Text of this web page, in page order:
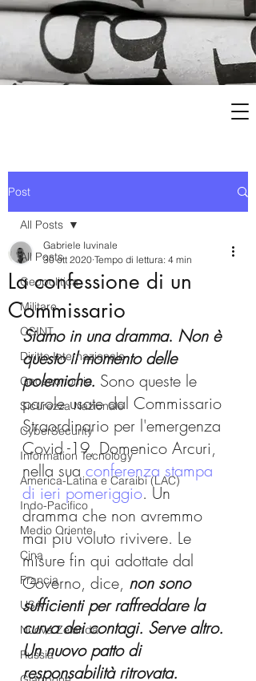
Post
All Posts
Geopolitica
Militare
OSINT
Diritto Internazionale
Geoeconomia
Sicurezza Nazionale
CyberSecurity
Information Tecnology
America-Latina e Caraibi (LAC)
Indo-Pacifico
Medio Oriente
Cina
Francia
USA
Nuova Zelanda
Russia
All Posts
La confessione di un
Commissario
Gabriele Iuvinale
30 ott 2020 Tempo di lettura: 4 min
Siamo in una dramma. Non è
questo il momento delle
polemiche. Sono queste le
parole usate dal Commissario
Straordinario per l'emergenza
Covid -19, Domenico Arcuri,
nella sua conferenza stampa
di ieri pomeriggio. Un
dramma che non avremmo
mai più voluto rivivere. Le
misure fin qui adottate dal
Governo, dice, non sono
sufficienti per raffreddare la
curva dei contagi. Serve altro.
Un nuovo patto di
responsabilità ritrovata.